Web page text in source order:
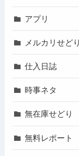
アプリ
メルカリせどり
仕入日誌
時事ネタ
無在庫せどり
無料レポート